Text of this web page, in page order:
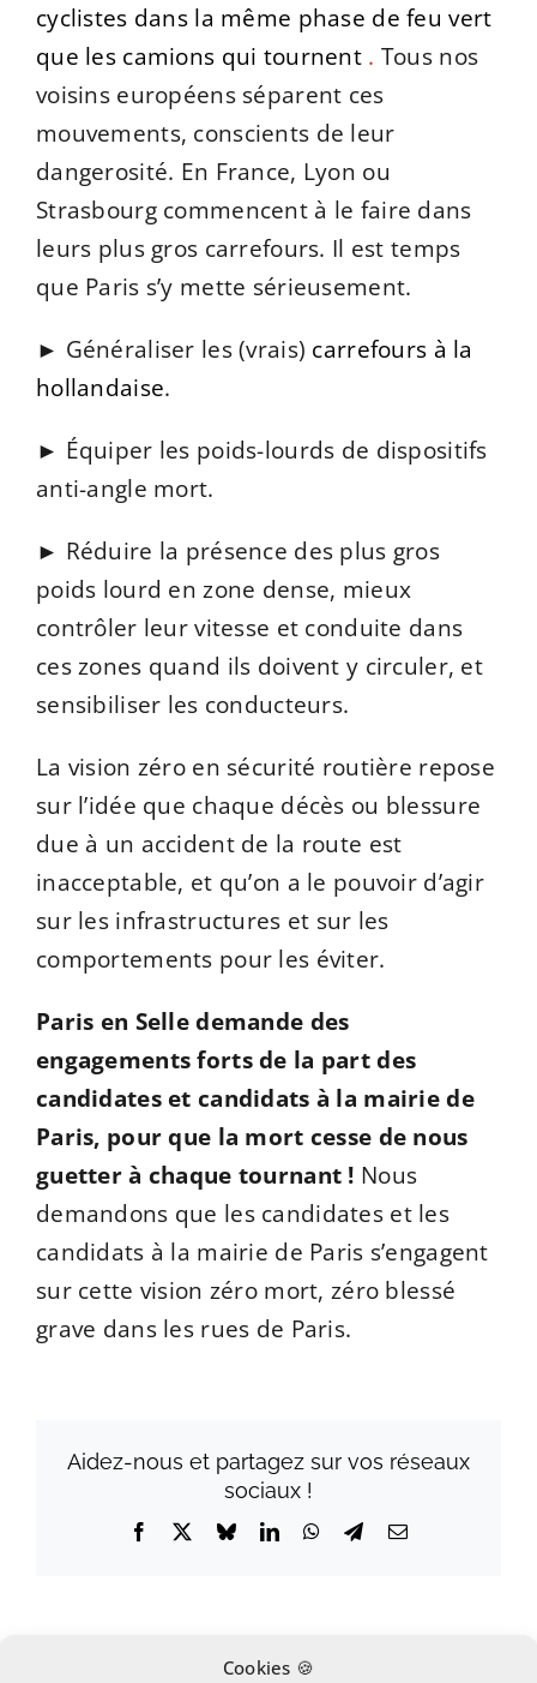
Cookies 🍪
cyclistes dans la même phase de feu vert
que les camions qui tournent . Tous nos
voisins européens séparent ces
mouvements, conscients de leur
dangerosité. En France, Lyon ou
Strasbourg commencent à le faire dans
leurs plus gros carrefours. Il est temps
que Paris s’y mette sérieusement.
► Généraliser les (vrais) carrefours à la
hollandaise.
► Équiper les poids-lourds de dispositifs
anti-angle mort.
► Réduire la présence des plus gros
poids lourd en zone dense, mieux
contrôler leur vitesse et conduite dans
ces zones quand ils doivent y circuler, et
sensibiliser les conducteurs.
La vision zéro en sécurité routière repose
sur l’idée que chaque décès ou blessure
due à un accident de la route est
inacceptable, et qu’on a le pouvoir d’agir
sur les infrastructures et sur les
comportements pour les éviter.
Paris en Selle demande des
engagements forts de la part des
candidates et candidats à la mairie de
Paris, pour que la mort cesse de nous
guetter à chaque tournant ! Nous
demandons que les candidates et les
candidats à la mairie de Paris s’engagent
sur cette vision zéro mort, zéro blessé
grave dans les rues de Paris.
Aidez-nous et partagez sur vos réseaux
sociaux !
Facebook BlueskyLinkedInWhatsApp
TelegramEmail